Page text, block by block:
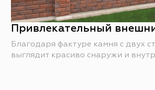
Привлекательный
Благодаря фактуре камня с двух
выглядит красиво снаружи и